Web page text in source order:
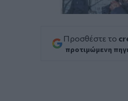
Προσθέστε το
προτιμώμενη